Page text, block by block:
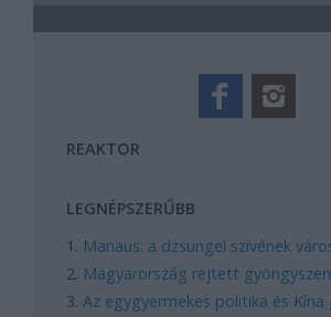
REAKTOR
LEGNÉPSZERŰBB
Manaus: a dzsungel szívének
Magyarország rejtett
Az egygyermekes politika és Kína